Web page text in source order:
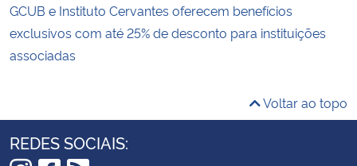
GCUB e Instituto Cervantes oferecem benefícios
exclusivos com até 25% de desconto para instituições
associadas
Voltar ao topo
REDES SOCIAIS: